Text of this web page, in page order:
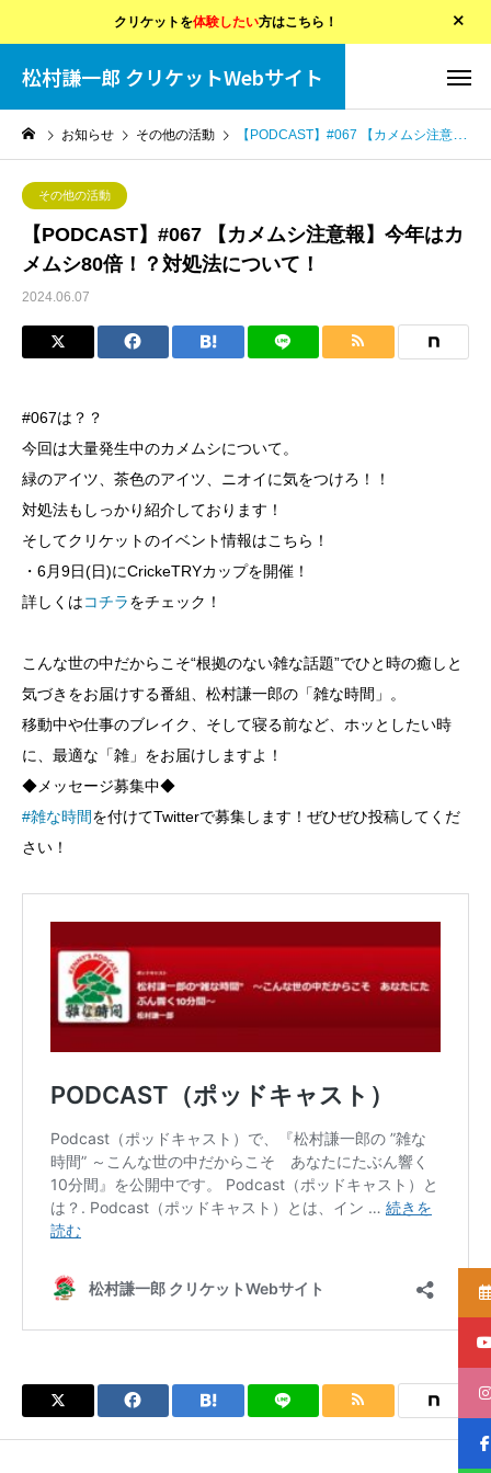
クリケットを体験したい方はこちら！
松村謙一郎 クリケットWebサイト
お知らせ その他の活動 【PODCAST】#067 【カメムシ注意報】今年はカメムシ80倍！？対処法について！
その他の活動
【PODCAST】#067 【カメムシ注意報】今年はカ
メムシ80倍！？対処法について！
2024.06.07
#067は？？
今回は大量発生中のカメムシについて。
緑のアイツ、茶色のアイツ、ニオイに気をつけろ！！
対処法もしっかり紹介しております！
そしてクリケットのイベント情報はこちら！
・6月9日(日)にCrickeTRYカップを開催！
詳しくはコチラをチェック！
こんな世の中だからこそ“根拠のない雑な話題”でひと時の癒しと
気づきをお届けする番組、松村謙一郎の「雑な時間」。
移動中や仕事のブレイク、そして寝る前など、ホッとしたい時
に、最適な「雑」をお届けしますよ！
◆メッセージ募集中◆
#雑な時間を付けてTwitterで募集します！ぜひぜひ投稿してくだ
さい！